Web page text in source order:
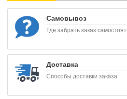
Самовывоз
Где забрать заказ
Доставка
Способы доставки заказа